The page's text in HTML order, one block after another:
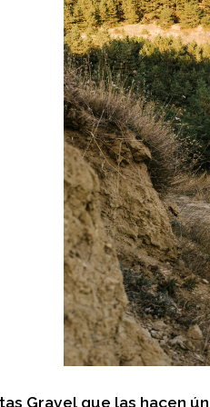
Gravel que las hacen